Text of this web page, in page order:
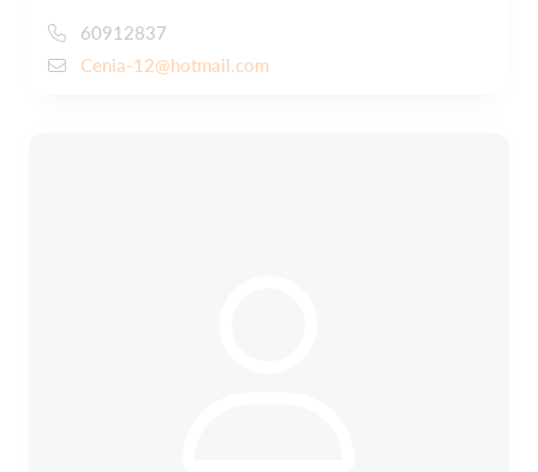
60912837
Cenia-12@hotmail.com